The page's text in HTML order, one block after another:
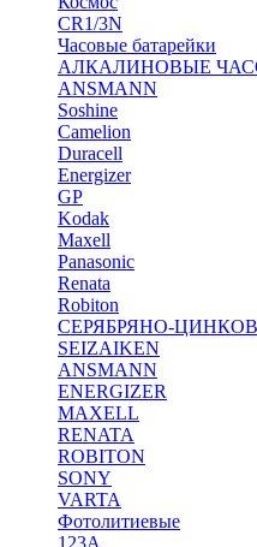
CR1/3N
Часовые батарейки
АЛКАЛИНОВЫЕ
ANSMANN
Soshine
Camelion
Duracell
Energizer
GP
Kodak
Maxell
Panasonic
Renata
Robiton
СЕРЯБРЯНО-
SEIZAIKEN
ANSMANN
ENERGIZER
MAXELL
RENATA
ROBITON
SONY
VARTA
Фотолитиевые
123A